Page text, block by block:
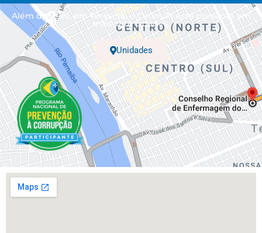
Além da sede, em Teresina, o Coren-PI está presente em
mais sete cidades.
Unidades